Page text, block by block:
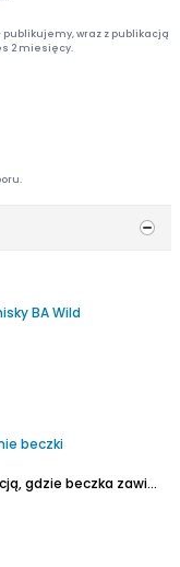
publikujemy, wraz z publikacją
2 miesięcy.
BA Wild
beczki
jednym końcu jest ona dość spora. Jestem świadomy, że można beczkę uszczelnić, gdy zawiera szpary między...